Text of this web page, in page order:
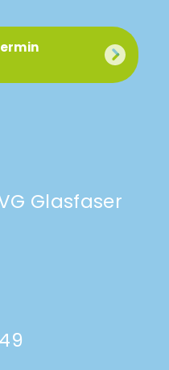
Glasfaser